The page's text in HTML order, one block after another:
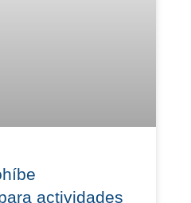
actividades